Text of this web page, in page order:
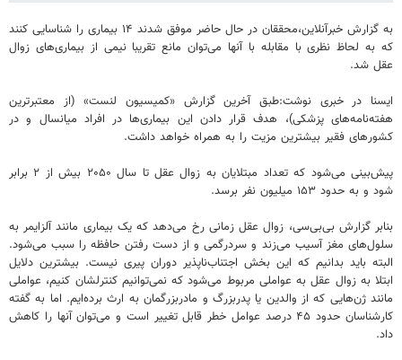
به گزارش خبرآنلاین،محققان در حال حاضر موفق شدند ۱۴ بیماری را شناسایی کنند
که به‌ لحاظ نظری با مقابله با آنها می‌توان مانع تقریبا نیمی از بیماری‌های زوال
عقل شد.
ایسنا در خبری نوشت:طبق آخرین گزارش «کمیسیون لنست» (از معتبرترین
هفته‌نامه‌های پزشکی)، هدف قرار دادن این بیماری‌ها در افراد میانسال و در
کشورهای فقیر بیشترین مزیت را به همراه خواهد داشت.
پیش‌بینی‌ می‌شود که تعداد مبتلایان به زوال عقل تا سال ۲۰۵۰ بیش از ۲ برابر
شود و به حدود ۱۵۳ میلیون نفر برسد.
بنابر گزارش بی‌بی‌سی، زوال عقل زمانی رخ می‌دهد که یک بیماری مانند آلزایمر به
سلول‌های مغز آسیب می‌زند و سردرگمی و از دست رفتن حافظه را سبب می‌شود.
البته باید بدانیم که این‌ بخش اجتناب‌ناپذیر دوران پیری نیست. بیشترین دلایل
ابتلا به زوال عقل به عواملی مربوط می‌شود که نمی‌توانیم کنترلشان کنیم، عواملی
مانند ژن‌هایی که از والدین یا پدربزرگ و مادربزرگمان به ارث برده‌ایم. اما به گفته
کارشناسان حدود ۴۵ درصد عوامل خطر قابل تغییر است و می‌توان آنها را کاهش
داد.